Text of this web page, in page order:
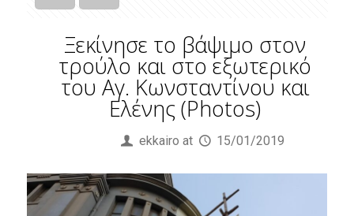
Ξεκίνησε το βάψιμο στον
τρούλο και στο εξωτερικό
του Αγ. Κωνσταντίνου και
Ελένης (Photos)
ekkairo at 15/01/2019